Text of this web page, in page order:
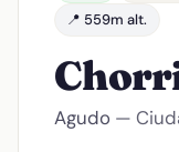
📍 559m alt.
Agudo —